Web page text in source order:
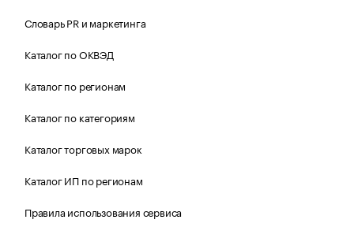
Словарь PR и маркетинга
Каталог по ОКВЭД
Каталог по регионам
Каталог по категориям
Каталог торговых марок
Каталог ИП по регионам
Правила использования сервиса